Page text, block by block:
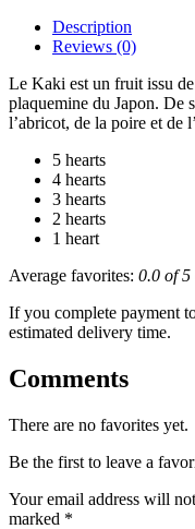
Description
Reviews (0)
Le Kaki est un fruit issu
plaquemine du Japon. De
l’abricot, de la poire et de
5 hearts
4 hearts
3 hearts
2 hearts
1 heart
Average favorites: 0.0 of 5
If you complete payment
estimated delivery time.
Comments
There are no favorites yet.
Be the first to leave a
Your email address will
marked *